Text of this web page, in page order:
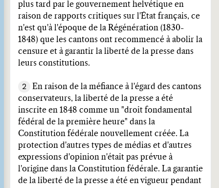
plus tard par le gouvernement helvétique en
raison de rapports critiques sur l'État français, ce
n'est qu'à l'époque de la Régénération (1830-
1848) que les cantons ont recommencé à abolir la
censure et à garantir la liberté de la presse dans
leurs constitutions.
2
En raison de la méfiance à l'égard des cantons
conservateurs, la liberté de la presse a été
inscrite en 1848 comme un "droit fondamental
fédéral de la première heure" dans la
Constitution fédérale nouvellement créée. La
protection d'autres types de médias et d'autres
expressions d'opinion n'était pas prévue à
l'origine dans la Constitution fédérale. La garantie
de la liberté de la presse a été en vigueur pendant